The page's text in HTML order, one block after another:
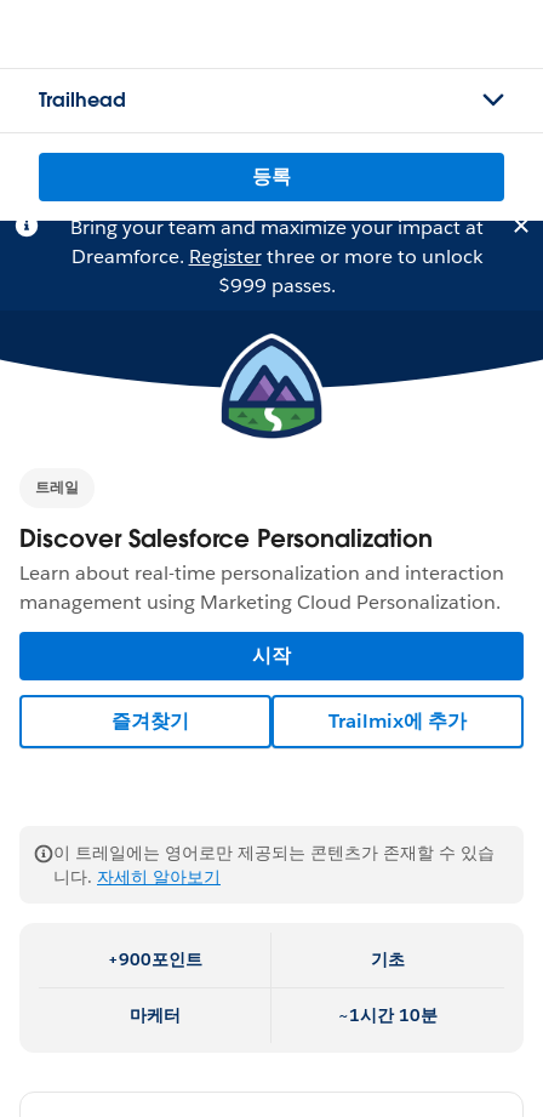
Trailhead
등록
Bring your team and maximize your impact at
Dreamforce. Registerthree or more to unlock
$999 passes.
트레일
Discover Salesforce Personalization
Learn about real-time personalization and interaction
management using Marketing Cloud Personalization.
시작
즐겨찾기 Trailmix에 추가
이 트레일에는 영어로만 제공되는 콘텐츠가 존재할 수 있습
니다. 자세히 알아보기
+900포인트 기초
마케터 ~1시간 10분